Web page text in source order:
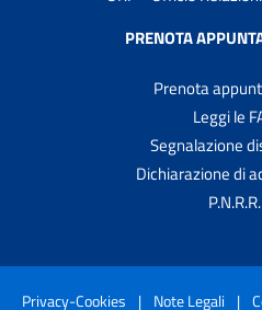
PRENOTA
Prenota
Leggi le
Segnalazione
Dichiarazione di
P.N.R.R.
Privacy-Cookies | Note Legali |